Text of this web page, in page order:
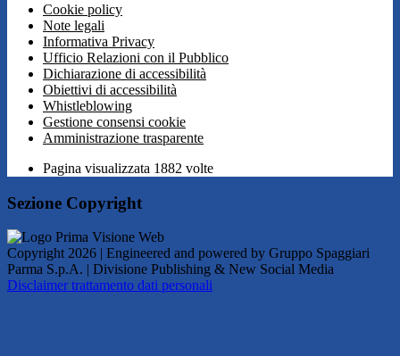
Cookie policy
Note legali
Informativa Privacy
Ufficio Relazioni con il Pubblico
Dichiarazione di accessibilità
Obiettivi di accessibilità
Whistleblowing
Gestione consensi cookie
Amministrazione trasparente
Pagina visualizzata 1882 volte
Sezione Copyright
Copyright 2026 | Engineered and powered by Gruppo Spaggiari
Parma S.p.A. | Divisione Publishing & New Social Media
Disclaimer trattamento dati personali